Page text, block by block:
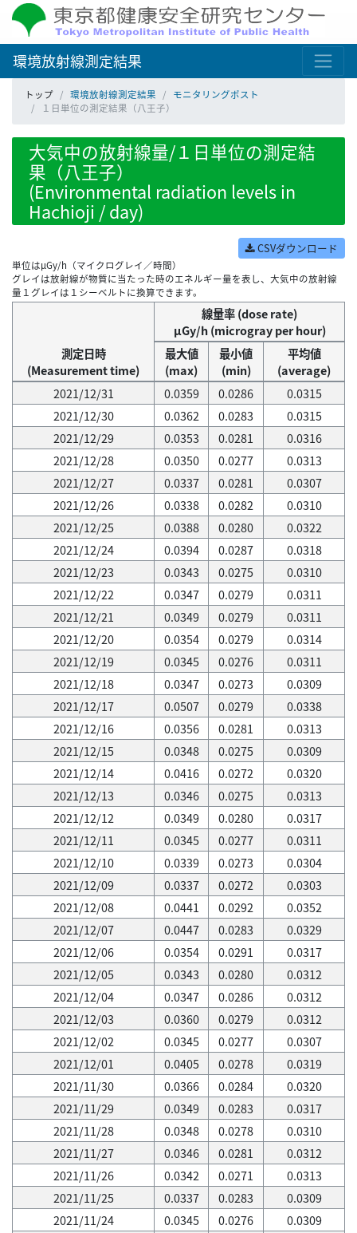
環境放射線測定結果
トップ 環境放射線測定結果
モニタリングポスト
１日単位の測定結果（八王子）
大気中の放射線量/１日単位の測定結
果（八王子）
(Environmental radiation levels in
Hachioji / day)
CSVダウンロード
単位はμGy/h（マイクログレイ／時間）
グレイは放射線が物質に当たった時のエネルギー量を表し、大気中の放射線
量１グレイは１シーベルトに換算できます。
測定日時
(Measurement time)
線量率 (dose rate)
μGy/h (microgray per hour)
最大値
(max)
最小値
(min)
平均値
(average)
2021/12/31
0.0359 0.0286
0.0315
2021/12/30
0.0362 0.0283
0.0315
2021/12/29
0.0353 0.0281
0.0316
2021/12/28
0.0350 0.0277
0.0313
2021/12/27
0.0337 0.0281
0.0307
2021/12/26
0.0338 0.0282
0.0310
2021/12/25
0.0388 0.0280
0.0322
2021/12/24
0.0394 0.0287
0.0318
2021/12/23
0.0343 0.0275
0.0310
2021/12/22
0.0347 0.0279
0.0311
2021/12/21
0.0349 0.0279
0.0311
2021/12/20
0.0354 0.0279
0.0314
2021/12/19
0.0345 0.0276
0.0311
2021/12/18
0.0347 0.0273
0.0309
2021/12/17
0.0507 0.0279
0.0338
2021/12/16
0.0356 0.0281
0.0313
2021/12/15
0.0348 0.0275
0.0309
2021/12/14
0.0416 0.0272
0.0320
2021/12/13
0.0346 0.0275
0.0313
2021/12/12
0.0349 0.0280
0.0317
2021/12/11
0.0345 0.0277
0.0311
2021/12/10
0.0339 0.0273
0.0304
2021/12/09
0.0337 0.0272
0.0303
2021/12/08
0.0441 0.0292
0.0352
2021/12/07
0.0447 0.0283
0.0329
2021/12/06
0.0354 0.0291
0.0317
2021/12/05
0.0343 0.0280
0.0312
2021/12/04
0.0347 0.0286
0.0312
2021/12/03
0.0360 0.0279
0.0312
2021/12/02
0.0345 0.0277
0.0307
2021/12/01
0.0405 0.0278
0.0319
2021/11/30
0.0366 0.0284
0.0320
2021/11/29
0.0349 0.0283
0.0317
2021/11/28
0.0348 0.0278
0.0310
2021/11/27
0.0346 0.0281
0.0312
2021/11/26
0.0342 0.0271
0.0313
2021/11/25
0.0337 0.0283
0.0309
2021/11/24
0.0345 0.0276
0.0309